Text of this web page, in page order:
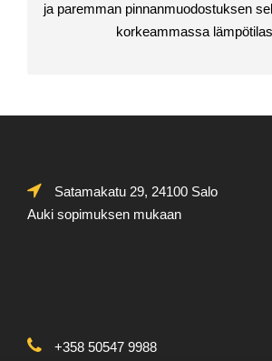
ja paremman pinnanmuodostuksen
korkeammassa
Satamakatu 29, 24100 Salo
Auki sopimuksen mukaan
+358 50547 9988